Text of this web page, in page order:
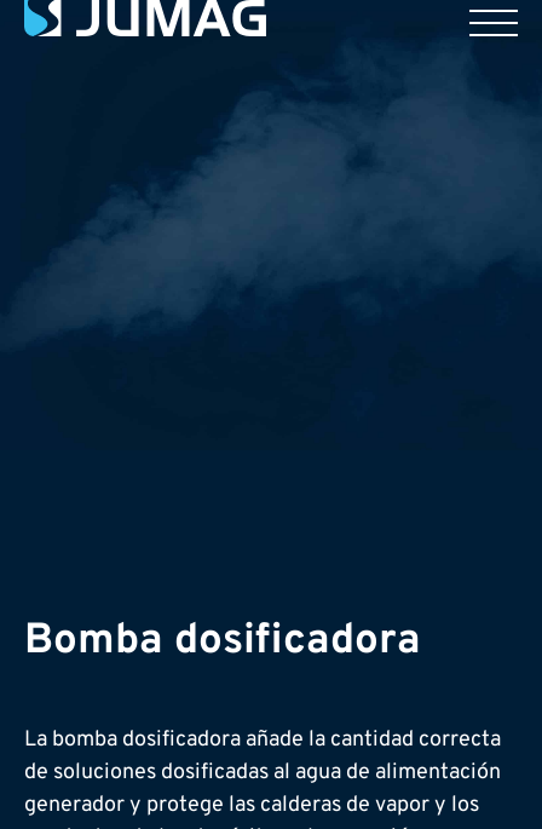
Bomba dosificadora
La bomba dosificadora añade la cantidad correcta
de soluciones dosificadas al agua de alimentación
generador y protege las calderas de vapor y los